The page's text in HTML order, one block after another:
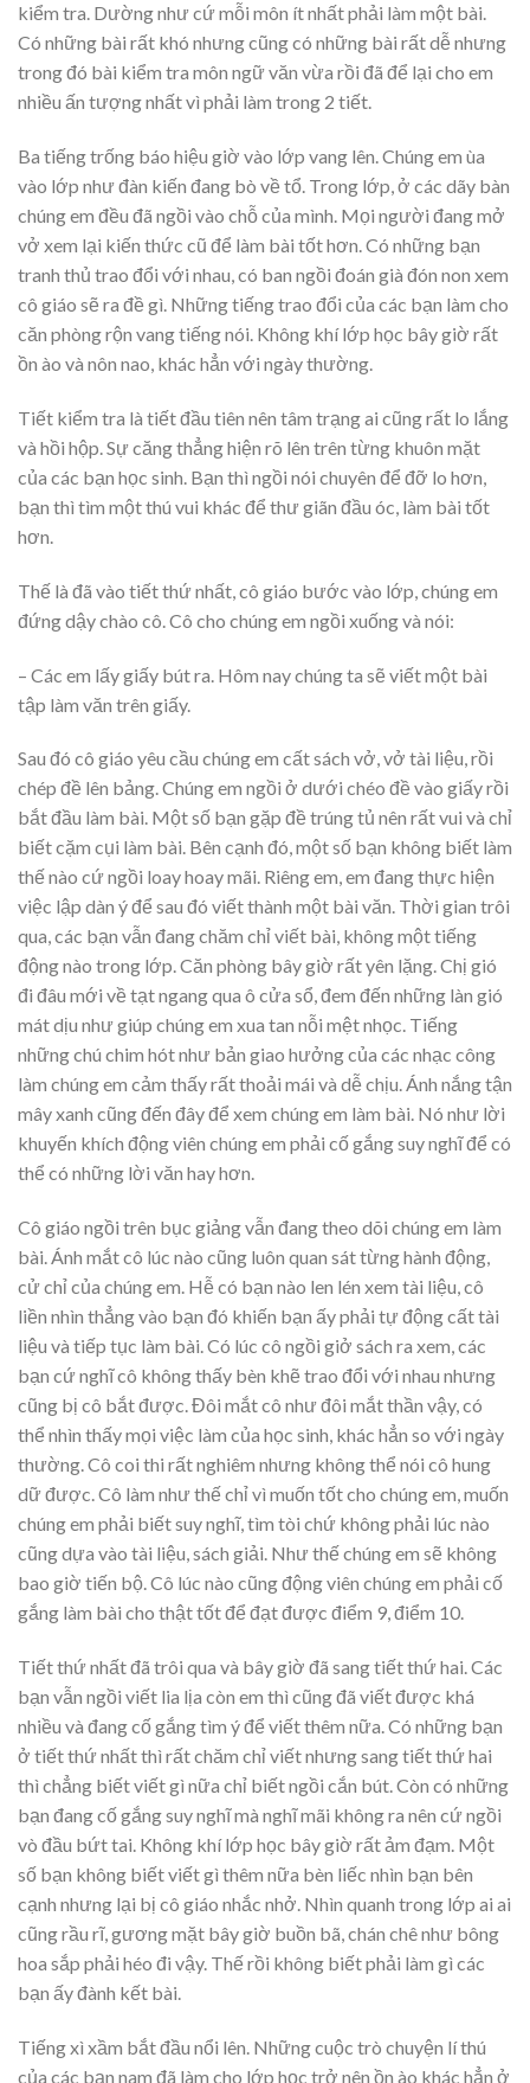
kiểm tra. Dường như cứ mỗi môn ít nhất phải làm một bài.
Có những bài rất khó nhưng cũng có những bài rất dễ nhưng
trong đó bài kiểm tra môn ngữ văn vừa rồi đã để lại cho em
nhiều ấn tượng nhất vì phải làm trong 2 tiết.
Ba tiếng trống báo hiệu giờ vào lớp vang lên. Chúng em ùa
vào lớp như đàn kiến đang bò về tổ. Trong lớp, ở các dãy bàn
chúng em đều đã ngồi vào chỗ của mình. Mọi người đang mở
vở xem lại kiến thức cũ để làm bài tốt hơn. Có những bạn
tranh thủ trao đổi với nhau, có ban ngồi đoán già đón non xem
cô giáo sẽ ra đề gì. Những tiếng trao đổi của các bạn làm cho
căn phòng rộn vang tiếng nói. Không khí lớp học bây giờ rất
ồn ào và nôn nao, khác hẳn với ngày thường.
Tiết kiểm tra là tiết đầu tiên nên tâm trạng ai cũng rất lo lắng
và hồi hộp. Sự căng thẳng hiện rõ lên trên từng khuôn mặt
của các bạn học sinh. Bạn thì ngồi nói chuyên để đỡ lo hơn,
bạn thì tìm một thú vui khác để thư giãn đầu óc, làm bài tốt
hơn.
Thế là đã vào tiết thứ nhất, cô giáo bước vào lớp, chúng em
đứng dậy chào cô. Cô cho chúng em ngồi xuống và nói:
– Các em lấy giấy bút ra. Hôm nay chúng ta sẽ viết một bài
tập làm văn trên giấy.
Sau đó cô giáo yêu cầu chúng em cất sách vở, vở tài liệu, rồi
chép đề lên bảng. Chúng em ngồi ở dưới chéo đề vào giấy rồi
bắt đầu làm bài. Một số bạn gặp đề trúng tủ nên rất vui và chỉ
biết cặm cụi làm bài. Bên cạnh đó, một số bạn không biết làm
thế nào cứ ngồi loay hoay mãi. Riêng em, em đang thực hiện
việc lập dàn ý để sau đó viết thành một bài văn. Thời gian trôi
qua, các bạn vẫn đang chăm chỉ viết bài, không một tiếng
động nào trong lớp. Căn phòng bây giờ rất yên lặng. Chị gió
đi đâu mới về tạt ngang qua ô cửa sổ, đem đến những làn gió
mát dịu như giúp chúng em xua tan nỗi mệt nhọc. Tiếng
những chú chim hót như bản giao hưởng của các nhạc công
làm chúng em cảm thấy rất thoải mái và dễ chịu. Ánh nắng tận
mây xanh cũng đến đây để xem chúng em làm bài. Nó như lời
khuyến khích động viên chúng em phải cố gắng suy nghĩ để có
thể có những lời văn hay hơn.
Cô giáo ngồi trên bục giảng vẫn đang theo dõi chúng em làm
bài. Ánh mắt cô lúc nào cũng luôn quan sát từng hành động,
cử chỉ của chúng em. Hễ có bạn nào len lén xem tài liệu, cô
liền nhìn thẳng vào bạn đó khiến bạn ấy phải tự động cất tài
liệu và tiếp tục làm bài. Có lúc cô ngồi giở sách ra xem, các
bạn cứ nghĩ cô không thấy bèn khẽ trao đổi với nhau nhưng
cũng bị cô bắt được. Đôi mắt cô như đôi mắt thần vậy, có
thể nhìn thấy mọi việc làm của học sinh, khác hẳn so với ngày
thường. Cô coi thi rất nghiêm nhưng không thể nói cô hung
dữ được. Cô làm như thế chỉ vì muốn tốt cho chúng em, muốn
chúng em phải biết suy nghĩ, tìm tòi chứ không phải lúc nào
cũng dựa vào tài liệu, sách giải. Như thế chúng em sẽ không
bao giờ tiến bộ. Cô lúc nào cũng động viên chúng em phải cố
gắng làm bài cho thật tốt để đạt được điểm 9, điểm 10.
Tiết thứ nhất đã trôi qua và bây giờ đã sang tiết thứ hai. Các
bạn vẫn ngồi viết lia lịa còn em thì cũng đã viết được khá
nhiều và đang cố gắng tìm ý để viết thêm nữa. Có những bạn
ở tiết thứ nhất thì rất chăm chỉ viết nhưng sang tiết thứ hai
thì chẳng biết viết gì nữa chỉ biết ngồi cắn bút. Còn có những
bạn đang cố gắng suy nghĩ mà nghĩ mãi không ra nên cứ ngồi
vò đầu bứt tai. Không khí lớp học bây giờ rất ảm đạm. Một
số bạn không biết viết gì thêm nữa bèn liếc nhìn bạn bên
cạnh nhưng lại bị cô giáo nhắc nhở. Nhìn quanh trong lớp ai ai
cũng rầu rĩ, gương mặt bây giờ buồn bã, chán chê như bông
hoa sắp phải héo đi vậy. Thế rồi không biết phải làm gì các
bạn ấy đành kết bài.
Tiếng xì xầm bắt đầu nổi lên. Những cuộc trò chuyện lí thú
của các bạn nam đã làm cho lớp học trở nên ồn ào khác hẳn ở